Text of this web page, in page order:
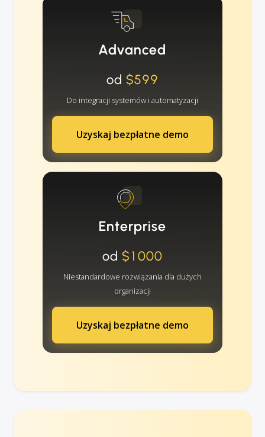
Advanced
od $599
Do integracji systemów i automatyzacji
Uzyskaj bezpłatne demo
Enterprise
od $1000
Niestandardowe rozwiązania dla dużych
organizacji
Uzyskaj bezpłatne demo